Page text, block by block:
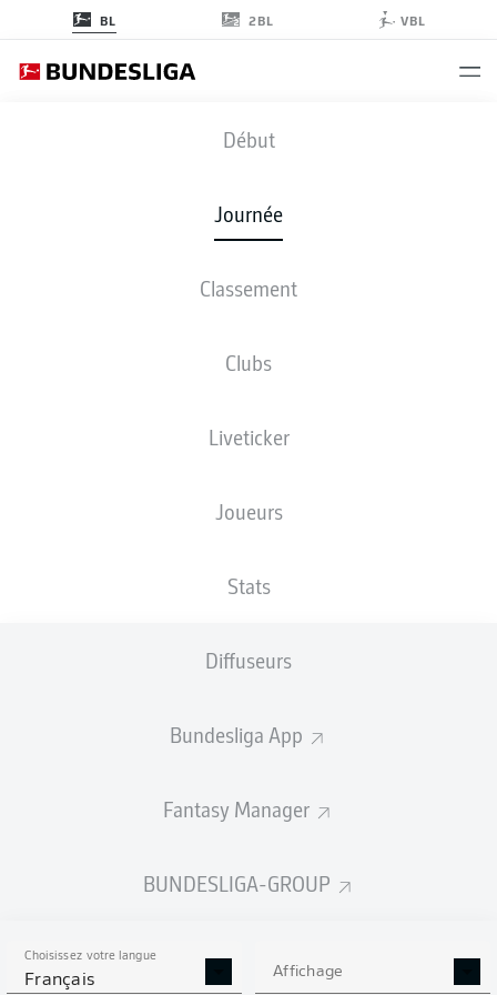
BL 2BL VBL
Début
Journée
Classement
Clubs
Liveticker
Joueurs
Stats
Diffuseurs
Bundesliga App
Fantasy Manager
BUNDESLIGA-GROUP
Choisissez votre langue
Français Affichage
B04 - SVW
COMPOSITIONS STATISTIQUES
0